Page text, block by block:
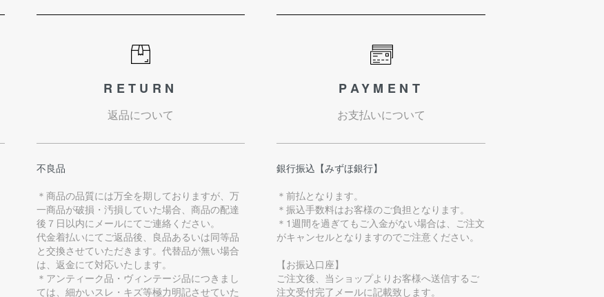
RETURN
返品について
不良品
＊商品の品質には万全を期しておりますが、万
一商品が破損・汚損していた場合、商品の配達
後７日以内にメールにてご連絡ください。
代金着払いにてご返品後、良品あるいは同等品
と交換させていただきます。代替品が無い場合
は、返金にて対応いたします。
＊アンティーク品・ヴィンテージ品につきまし
ては、細かいスレ・キズ等極力明記させていた
PAYMENT
お支払いについて
銀行振込【みずほ銀行】
＊前払となります。
＊振込手数料はお客様のご負担となります。
＊1週間を過ぎてもご入金がない場合は、ご注文
がキャンセルとなりますのでご注意ください。
【お振込口座】
ご注文後、当ショップよりお客様へ送信するご
注文受付完了メールに記載致します。